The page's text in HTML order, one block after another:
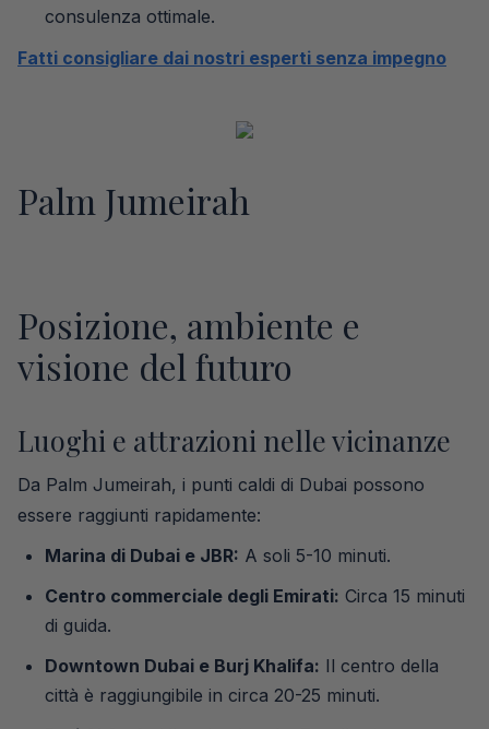
consulenza ottimale.
Fatti consigliare dai nostri esperti senza impegno
Palm Jumeirah
Posizione, ambiente e
visione del futuro
Luoghi e attrazioni nelle vicinanze
Da Palm Jumeirah, i punti caldi di Dubai possono
essere raggiunti rapidamente:
Marina di Dubai e JBR: A soli 5-10 minuti.
Centro commerciale degli Emirati: Circa 15 minuti
di guida.
Downtown Dubai e Burj Khalifa: Il centro della
città è raggiungibile in circa 20-25 minuti.